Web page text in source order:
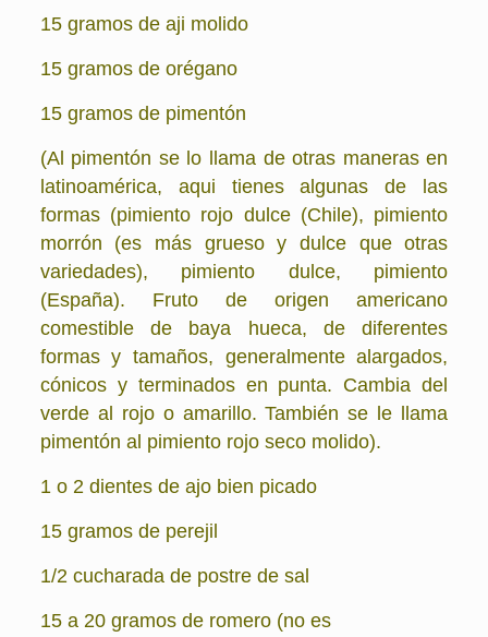
15 gramos de aji molido
15 gramos de orégano
15 gramos de pimentón
(Al pimentón se lo llama de otras maneras en
latinoamérica, aqui tienes algunas de las
formas (pimiento rojo dulce (Chile), pimiento
morrón (es más grueso y dulce que otras
variedades), pimiento dulce, pimiento
(España). Fruto de origen americano
comestible de baya hueca, de diferentes
formas y tamaños, generalmente alargados,
cónicos y terminados en punta. Cambia del
verde al rojo o amarillo. También se le llama
pimentón al pimiento rojo seco molido).
1 o 2 dientes de ajo bien picado
15 gramos de perejil
1/2 cucharada de postre de sal
15 a 20 gramos de romero (no es